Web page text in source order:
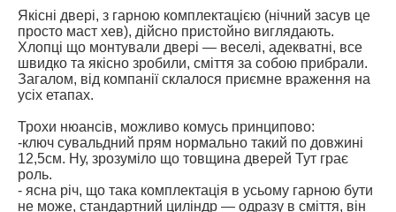
Якісні двері, з гарною комплектацією (нічний засув це
просто маст хев), дійсно пристойно виглядають.
Хлопці що монтували двері — веселі, адекватні, все
швидко та якісно зробили, сміття за собою прибрали.
Загалом, від компанії склалося приємне враження на
усіх етапах.
Трохи нюансів, можливо комусь принципово:
-ключ сувальдний прям нормально такий по довжині
12,5см. Ну, зрозуміло що товщина дверей Тут грає
роль.
- ясна річ, що така комплектація в усьому гарною бути
не може, стандартний циліндр — одразу в сміття, він